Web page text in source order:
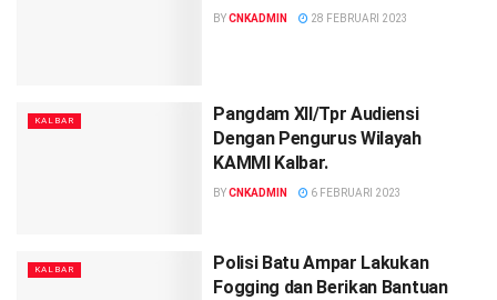
BYCNKADMIN 28 FEBRUARI 2023
KALBAR
Pangdam XII/Tpr Audiensi
Dengan Pengurus Wilayah
KAMMI Kalbar.
BYCNKADMIN 6 FEBRUARI 2023
KALBAR
Polisi Batu Ampar Lakukan
Fogging dan Berikan Bantuan